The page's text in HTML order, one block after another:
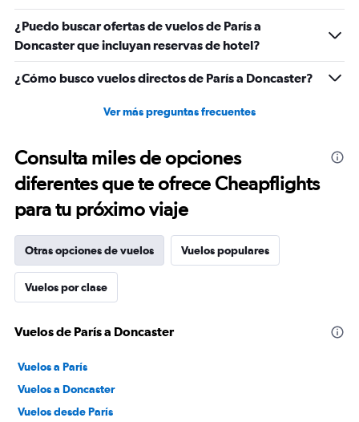
¿Puedo buscar ofertas de vuelos de París a
Doncaster que incluyan reservas de hotel?
¿Cómo busco vuelos directos de París a Doncaster?
Ver más preguntas frecuentes
Consulta miles de opciones
diferentes que te ofrece Cheapflights
para tu próximo viaje
Otras opciones de vuelos Vuelos populares
Vuelos por clase
Vuelos de París a Doncaster
Vuelos a París
Vuelos a Doncaster
Vuelos desde París